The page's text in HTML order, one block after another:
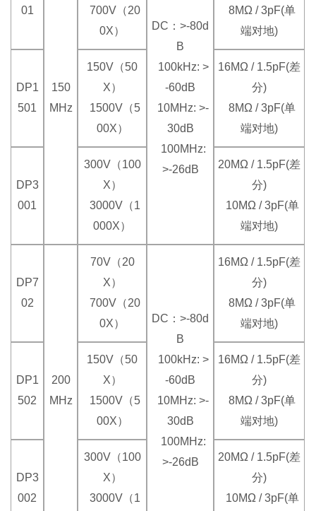
01
150
MHz
700V（20
0X）
DC：>-80d
B
100kHz: >
-60dB
10MHz: >-
30dB
100MHz:
>-26dB
8MΩ / 3pF(单
端对地)
DP1
501
150V（50
X）
1500V（5
00X）
16MΩ / 1.5pF(差
分)
8MΩ / 3pF(单
端对地)
DP3
001
300V（100
X）
3000V（1
000X）
20MΩ / 1.5pF(差
分)
10MΩ / 3pF(单
端对地)
DP7
02
200
MHz
70V（20
X）
700V（20
0X）
DC：>-80d
B
100kHz: >
-60dB
10MHz: >-
30dB
100MHz:
>-26dB
16MΩ / 1.5pF(差
分)
8MΩ / 3pF(单
端对地)
DP1
502
150V（50
X）
1500V（5
00X）
16MΩ / 1.5pF(差
分)
8MΩ / 3pF(单
端对地)
DP3
002
300V（100
X）
3000V（1
20MΩ / 1.5pF(差
分)
10MΩ / 3pF(单